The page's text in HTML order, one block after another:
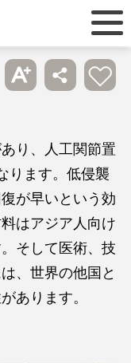
り、人工関節置
ります。低侵襲
が早いという効
はアジア人向け
そして医術、技
、世界の他国と
あります。